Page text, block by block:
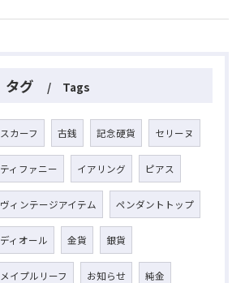
タグ Tags
スカーフ 古銭 記念硬貨 セリーヌ
ティファニー イアリング ピアス
ヴィンテージアイテム ペンダントトップ
ディオール 金貨 銀貨
メイプルリーフ お知らせ 純金